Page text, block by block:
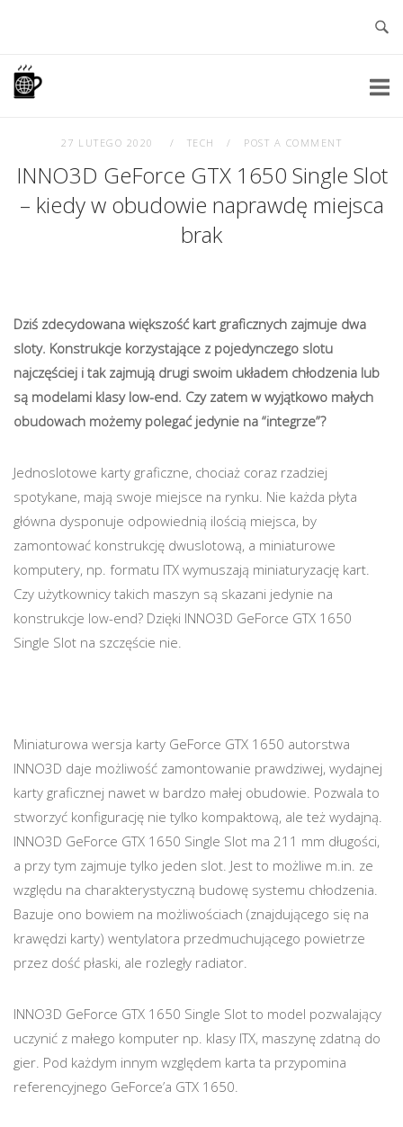
content
Home
27 LUTEGO 2020 TECH POST A COMMENT
INNO3D GeForce GTX 1650 Single Slot
– kiedy w obudowie naprawdę miejsca
brak
Dziś zdecydowana większość kart graficznych zajmuje dwa
sloty. Konstrukcje korzystające z pojedynczego slotu
najczęściej i tak zajmują drugi swoim układem chłodzenia lub
są modelami klasy low-end. Czy zatem w wyjątkowo małych
obudowach możemy polegać jedynie na “integrze”?
Jednoslotowe karty graficzne, chociaż coraz rzadziej
spotykane, mają swoje miejsce na rynku. Nie każda płyta
główna dysponuje odpowiednią ilością miejsca, by
zamontować konstrukcję dwuslotową, a miniaturowe
komputery, np. formatu ITX wymuszają miniaturyzację kart.
Czy użytkownicy takich maszyn są skazani jedynie na
konstrukcje low-end? Dzięki INNO3D GeForce GTX 1650
Single Slot na szczęście nie.
Miniaturowa wersja karty GeForce GTX 1650 autorstwa
INNO3D daje możliwość zamontowanie prawdziwej, wydajnej
karty graficznej nawet w bardzo małej obudowie. Pozwala to
stworzyć konfigurację nie tylko kompaktową, ale też wydajną.
INNO3D GeForce GTX 1650 Single Slot ma 211 mm długości,
a przy tym zajmuje tylko jeden slot. Jest to możliwe m.in. ze
względu na charakterystyczną budowę systemu chłodzenia.
Bazuje ono bowiem na możliwościach (znajdującego się na
krawędzi karty) wentylatora przedmuchującego powietrze
przez dość płaski, ale rozległy radiator.
INNO3D GeForce GTX 1650 Single Slot to model pozwalający
uczynić z małego komputer np. klasy ITX, maszynę zdatną do
gier. Pod każdym innym względem karta ta przypomina
referencyjnego GeForce’a GTX 1650.